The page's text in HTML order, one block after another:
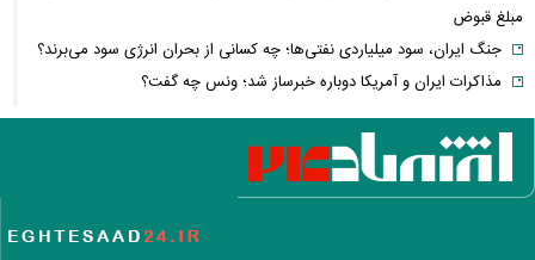
مبلغ قبوض
جنگ ایران، سود میلیاردی نفتی‌ها؛ چه کسانی از بحران انرژی سود می‌برند؟
مذاکرات ایران و آمریکا دوباره خبرساز شد؛ ونس چه گفت؟
وقتی درمان خصوصی لوکس می‌شود؛ سهم هزینه‌های پزشکی از حقوق مردم
چقدر است؟
بازار سهام جان گرفت؛ نقدینگی چرا دوباره به بورس برگشت؟